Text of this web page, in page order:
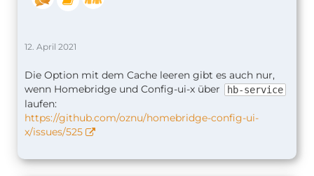
12. April 2021
Die Option mit dem Cache leeren gibt es auch nur,
wenn Homebridge und Config-ui-x über
hb-service
laufen:
https://github.com/oznu/homebridge-config-ui-
x/issues/525